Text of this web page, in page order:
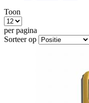
Toon
per pagina
Sorteer op